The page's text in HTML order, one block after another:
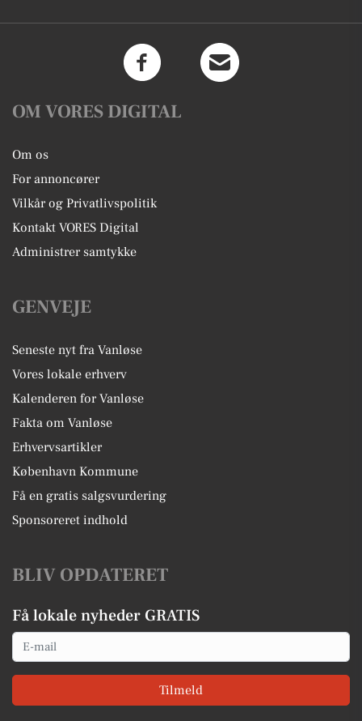
OM VORES DIGITAL
Om os
For annoncører
Vilkår og Privatlivspolitik
Kontakt VORES Digital
Administrer samtykke
GENVEJE
Seneste nyt fra Vanløse
Vores lokale erhverv
Kalenderen for Vanløse
Fakta om Vanløse
Erhvervsartikler
København Kommune
Få en gratis salgsvurdering
Sponsoreret indhold
BLIV OPDATERET
Få lokale nyheder GRATIS
Email
Tilmeld